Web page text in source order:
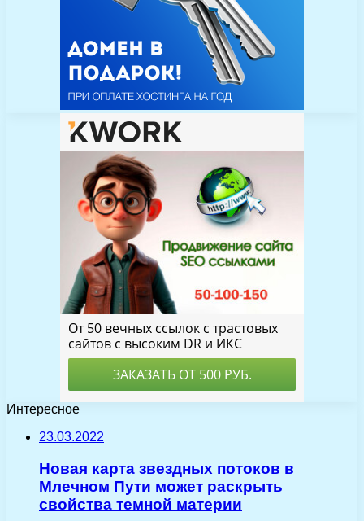
Интересное
23.03.2022
Новая карта звездных потоков в
Млечном Пути может раскрыть
свойства темной материи